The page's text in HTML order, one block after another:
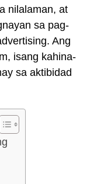
nilalaman, at
sa pag-
Ang
isang kahina-
sa aktibidad